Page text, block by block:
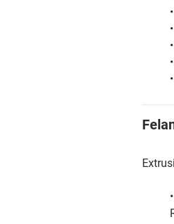
•
•
•
•
•
•